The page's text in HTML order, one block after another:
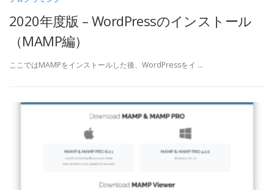
2020年度版 – WordPressのインストール
（MAMP編）
ここではMAMPをインストールした後、WordPressをイ …